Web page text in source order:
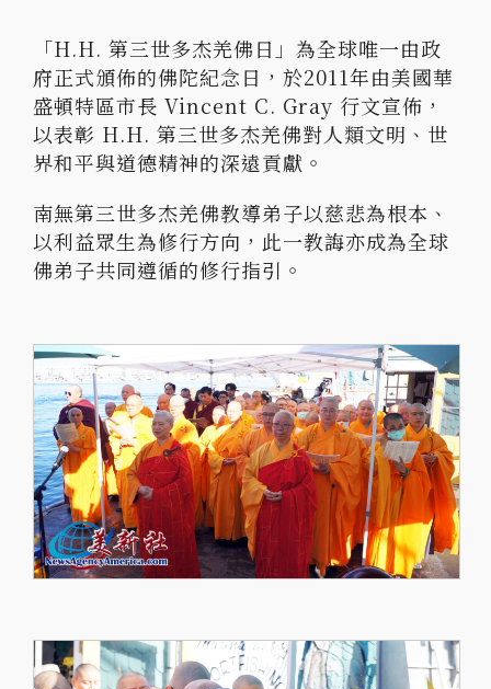
「H.H. 第三世多杰羌佛日」為全球唯一由政
府正式頒佈的佛陀紀念日，於2011年由美國華
盛頓特區市長 Vincent C. Gray 行文宣佈，
以表彰 H.H. 第三世多杰羌佛對人類文明、世
界和平與道德精神的深遠貢獻。
南無第三世多杰羌佛教導弟子以慈悲為根本、
以利益眾生為修行方向，此一教誨亦成為全球
佛弟子共同遵循的修行指引。